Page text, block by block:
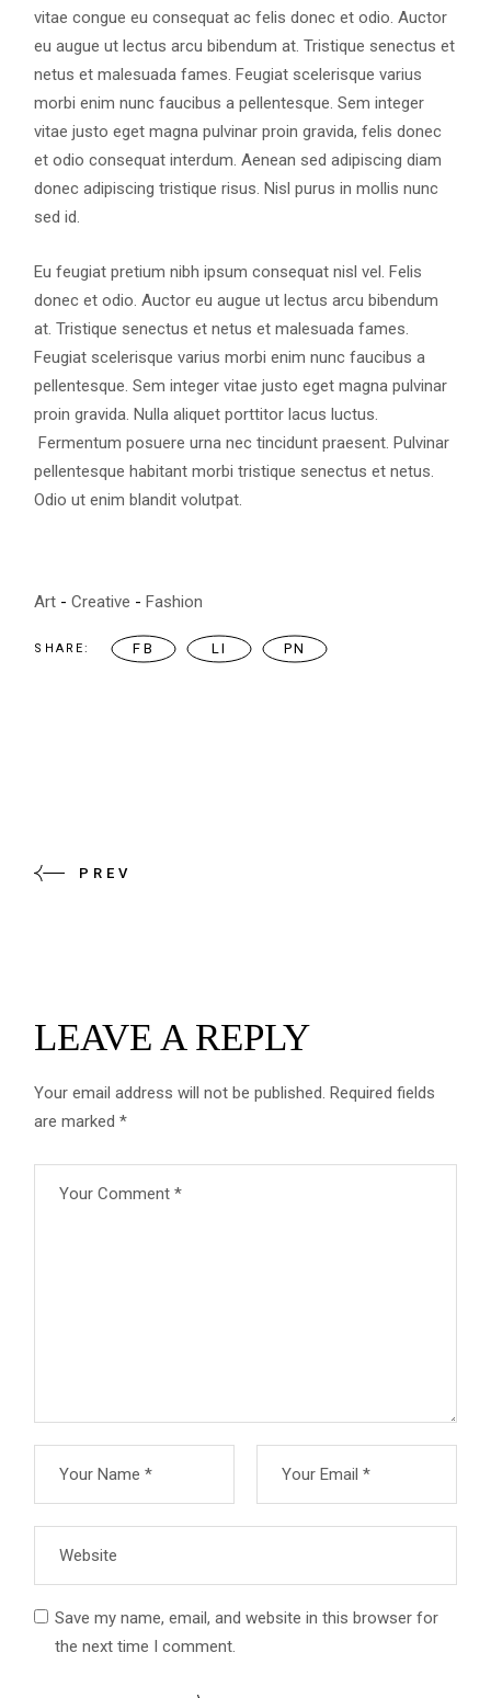
vitae congue eu consequat ac felis donec et odio. Auctor
eu augue ut lectus arcu bibendum at. Tristique senectus et
netus et malesuada fames. Feugiat scelerisque varius
morbi enim nunc faucibus a pellentesque. Sem integer
vitae justo eget magna pulvinar proin gravida, felis donec
et odio consequat interdum. Aenean sed adipiscing diam
donec adipiscing tristique risus. Nisl purus in mollis nunc
sed id.
Eu feugiat pretium nibh ipsum consequat nisl vel. Felis
donec et odio. Auctor eu augue ut lectus arcu bibendum
at. Tristique senectus et netus et malesuada fames.
Feugiat scelerisque varius morbi enim nunc faucibus a
pellentesque. Sem integer vitae justo eget magna pulvinar
proin gravida. Nulla aliquet porttitor lacus luctus.
Fermentum posuere urna nec tincidunt praesent. Pulvinar
pellentesque habitant morbi tristique senectus et netus.
Odio ut enim blandit volutpat.
Art Creative Fashion
SHARE: FB LI PN
PREV
LEAVE A REPLY
Your email address will not be published. Required fields
are marked*
Save my name, email, and website in this browser for
the next time I comment.